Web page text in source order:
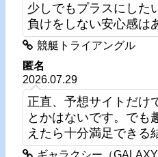
少しでもプラスにした
負けをしない安心感は
競艇トライアングル
匿名
2026.07.29
正直、予想サイトだけ
とかはないです。でも
えたら十分満足できる
ギャラクシー（GALAXY